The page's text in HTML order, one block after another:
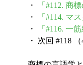
・ 「#112. 商
・
「#114. マ
・
「#116. 一
・ 次回 #118 （